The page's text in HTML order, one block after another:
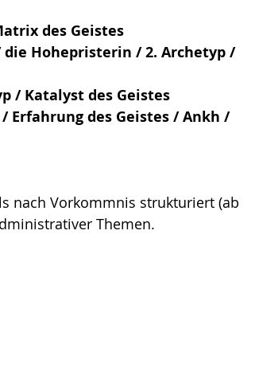
des Geistes
Hohepristerin / 2. Archetyp /
/ Katalyst des Geistes
Erfahrung des Geistes / Ankh /
nach Vorkommnis strukturiert (ab
Themen.